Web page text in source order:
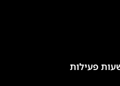
פעילות